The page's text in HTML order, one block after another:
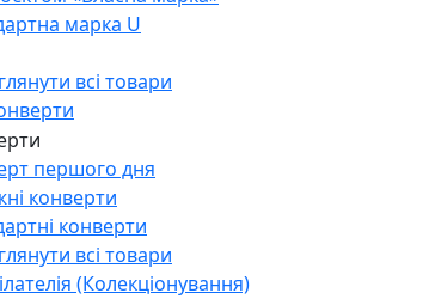
марка U
всі товари
першого дня
конверти
конверти
всі товари
(Колекціонування)